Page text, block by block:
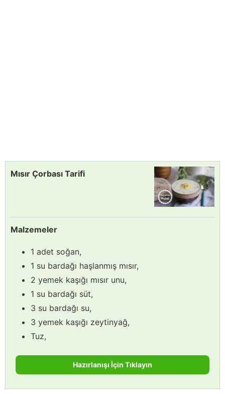
Mısır Çorbası Tarifi
Malzemeler
1 adet soğan,
1 su bardağı haşlanmış mısır,
2 yemek kaşığı mısır unu,
1 su bardağı süt,
3 su bardağı su,
3 yemek kaşığı zeytinyağ,
Tuz,
Hazırlanışı İçin Tıklayın